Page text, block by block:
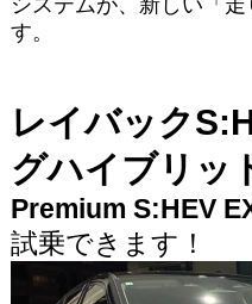
す。
レイバック
グハイブリッ
Premium S:HEV
試乗できます！